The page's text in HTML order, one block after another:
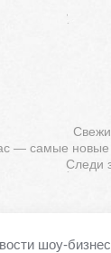
— самые новые
Следи
шоу-